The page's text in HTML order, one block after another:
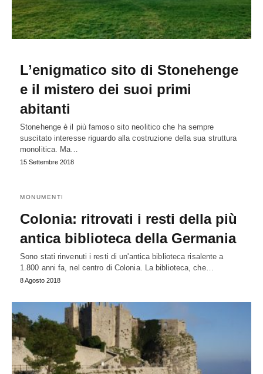
L’enigmatico sito di Stonehenge
e il mistero dei suoi primi
abitanti
Stonehenge è il più famoso sito neolitico che ha sempre
suscitato interesse riguardo alla costruzione della sua struttura
monolitica. Ma…
15 Settembre 2018
MONUMENTI
Colonia: ritrovati i resti della più
antica biblioteca della Germania
Sono stati rinvenuti i resti di un'antica biblioteca risalente a
1.800 anni fa, nel centro di Colonia. La biblioteca, che…
8 Agosto 2018